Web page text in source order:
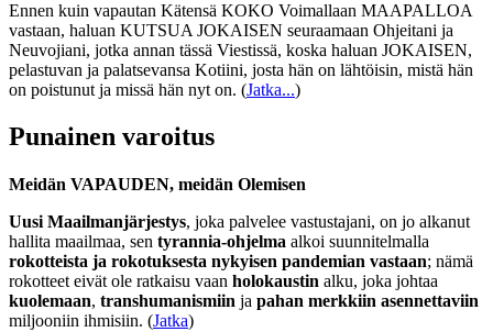
Ennen kuin vapautan Kätensä KOKO Voimallaan MAAPALLOA
vastaan, haluan KUTSUA JOKAISEN seuraamaan Ohjeitani ja
Neuvojiani, jotka annan tässä Viestissä, koska haluan JOKAISEN,
pelastuvan ja palatsevansa Kotiini, josta hän on lähtöisin, mistä hän
on poistunut ja missä hän nyt on. (Jatka...)
Punainen varoitus
Meidän VAPAUDEN, meidän Olemisen
Uusi Maailmanjärjestys, joka palvelee vastustajani, on jo alkanut
hallita maailmaa, sen tyrannia-ohjelma alkoi suunnitelmalla
rokotteista ja rokotuksesta nykyisen pandemian vastaan; nämä
rokotteet eivät ole ratkaisu vaan holokaustin alku, joka johtaa
kuolemaan, transhumanismiin ja pahan merkkiin asennettaviin
miljooniin ihmisiin. (Jatka)